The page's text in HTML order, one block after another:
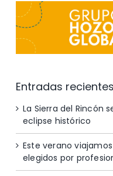
Entradas recientes
La Sierra del Rincón
eclipse histórico
Este verano
elegidos por